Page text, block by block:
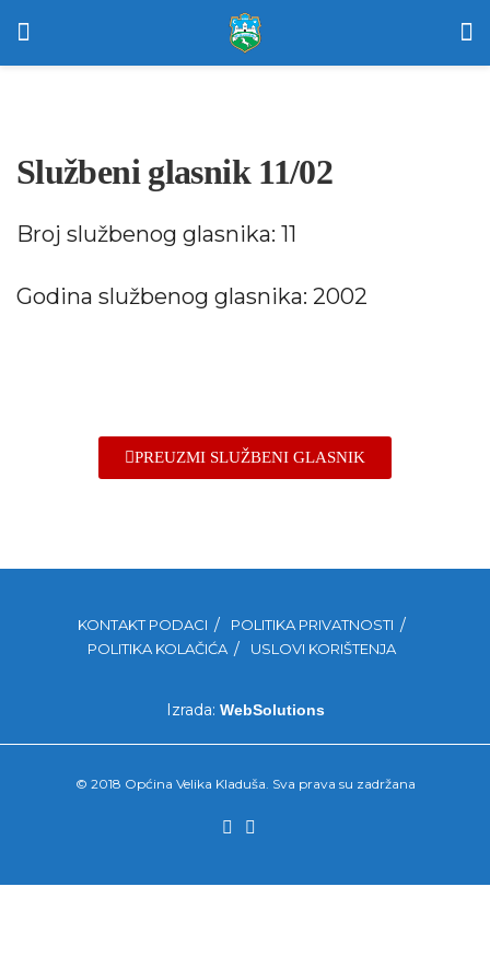
Službeni glasnik 11/02
Broj službenog glasnika: 11
Godina službenog glasnika: 2002
PREUZMI SLUŽBENI GLASNIK
KONTAKT PODACI
POLITIKA PRIVATNOSTI
POLITIKA KOLAČIĆA
USLOVI KORIŠTENJA
Izrada: WebSolutions
© 2018 Općina Velika Kladuša. Sva prava su zadržana